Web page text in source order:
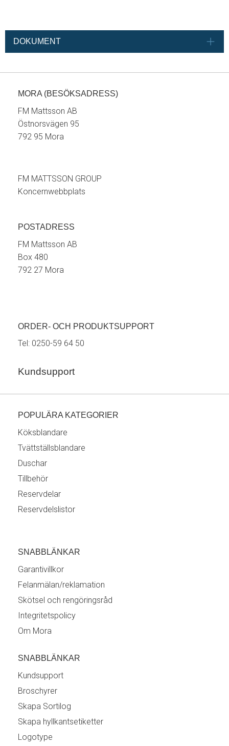
DOKUMENT
MORA (BESÖKSADRESS)
FM Mattsson AB
Östnorsvägen 95
792 95 Mora
FM MATTSSON GROUP
Koncernwebbplats
POSTADRESS
FM Mattsson AB
Box 480
792 27 Mora
ORDER- OCH PRODUKTSUPPORT
Tel: 0250-59 64 50
Kundsupport
POPULÄRA KATEGORIER
Köksblandare
Tvättställsblandare
Duschar
Tillbehör
Reservdelar
Reservdelslistor
SNABBLÄNKAR
Garantivillkor
Felanmälan/reklamation
Skötsel och rengöringsråd
Integritetspolicy
Om Mora
SNABBLÄNKAR
Kundsupport
Broschyrer
Skapa Sortilog
Skapa hyllkantsetiketter
Logotype